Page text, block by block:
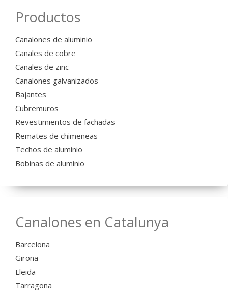
Productos
Canalones de aluminio
Canales de cobre
Canales de zinc
Canalones galvanizados
Bajantes
Cubremuros
Revestimientos de fachadas
Remates de chimeneas
Techos de aluminio
Bobinas de aluminio
Canalones en Catalunya
Barcelona
Girona
Lleida
Tarragona